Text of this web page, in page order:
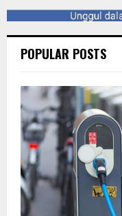
POPULAR POSTS